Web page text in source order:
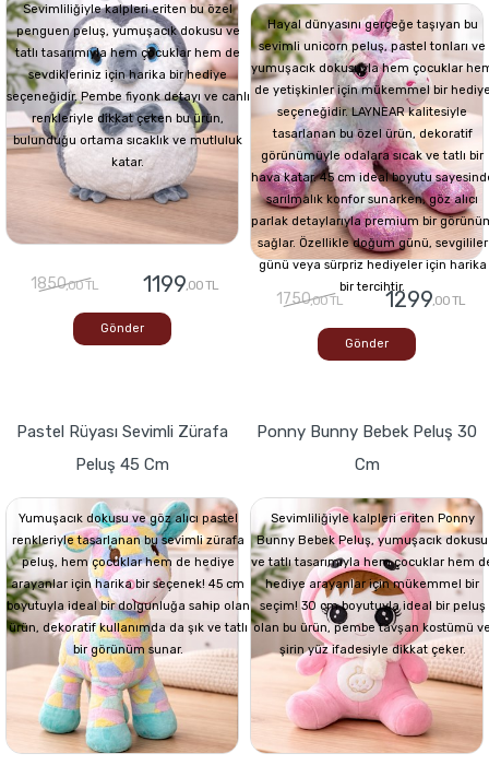
Sevimliliğiyle kalpleri eriten bu özel
penguen peluş, yumuşacık dokusu ve
tatlı tasarımıyla hem çocuklar hem de
sevdikleriniz için harika bir hediye
seçeneğidir. Pembe fiyonk detayı ve canlı
renkleriyle dikkat çeken bu ürün,
bulunduğu ortama sıcaklık ve mutluluk
katar.
1850,00 TL 1199,00 TL
Gönder
Hayal dünyasını gerçeğe taşıyan bu
sevimli unicorn peluş, pastel tonları ve
yumuşacık dokusuyla hem çocuklar
de yetişkinler için mükemmel bir
seçeneğidir. LAYNEAR kalitesiyle
tasarlanan bu özel ürün, dekoratif
görünümüyle odalara sıcak ve tatlı bir
hava katar. 45 cm ideal boyutu
sarılmalık konfor sunarken, göz alıcı
parlak detaylarıyla premium bir
sağlar. Özellikle doğum günü, sevgililer
günü veya sürpriz hediyeler için harika
bir tercihtir.
1750,00 TL 1299,00 TL
Gönder
Pastel Rüyası Sevimli Zürafa
Peluş 45 Cm
Yumuşacık dokusu ve göz alıcı pastel
renkleriyle tasarlanan bu sevimli zürafa
peluş, hem çocuklar hem de hediye
arayanlar için harika bir seçenek! 45 cm
boyutuyla ideal bir dolgunluğa sahip olan
ürün, dekoratif kullanımda da şık ve tatlı
bir görünüm sunar.
Ponny Bunny Bebek Peluş 30
Cm
Sevimliliğiyle kalpleri eriten Ponny
Bunny Bebek Peluş, yumuşacık dokusu
ve tatlı tasarımıyla hem çocuklar hem
hediye arayanlar için mükemmel bir
seçim! 30 cm boyutuyla ideal bir peluş
olan bu ürün, pembe tavşan kostümü
şirin yüz ifadesiyle dikkat çeker.